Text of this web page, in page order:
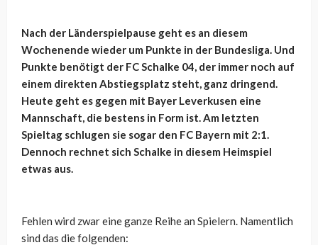
Nach der Länderspielpause geht es an diesem
Wochenende wieder um Punkte in der Bundesliga. Und
Punkte benötigt der FC Schalke 04, der immer noch auf
einem direkten Abstiegsplatz steht, ganz dringend.
Heute geht es gegen mit Bayer Leverkusen eine
Mannschaft, die bestens in Form ist. Am letzten
Spieltag schlugen sie sogar den FC Bayern mit 2:1.
Dennoch rechnet sich Schalke in diesem Heimspiel
etwas aus.
Fehlen wird zwar eine ganze Reihe an Spielern. Namentlich
sind das die folgenden: